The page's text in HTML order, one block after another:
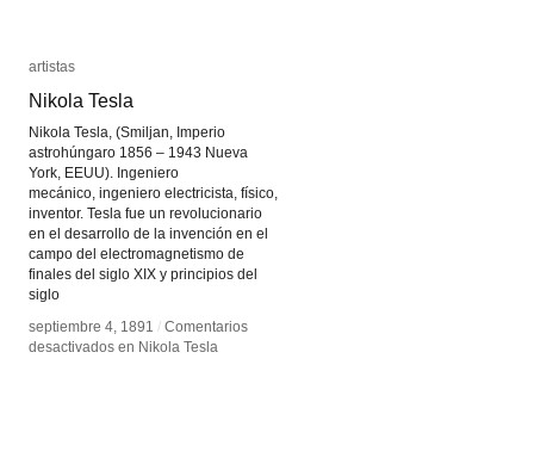
artistas
Nikola Tesla
Nikola Tesla, (Smiljan, Imperio
astrohúngaro 1856 – 1943 Nueva
York, EEUU). Ingeniero
mecánico, ingeniero electricista, físico,
inventor. Tesla fue un revolucionario
en el desarrollo de la invención en el
campo del electromagnetismo de
finales del siglo XIX y principios del
siglo
septiembre 4, 1891 / Comentarios
desactivados en Nikola Tesla
artistas
Nikola Tesla
septiembre 4, 1891 / Comentarios
desactivados en Nikola Tesla